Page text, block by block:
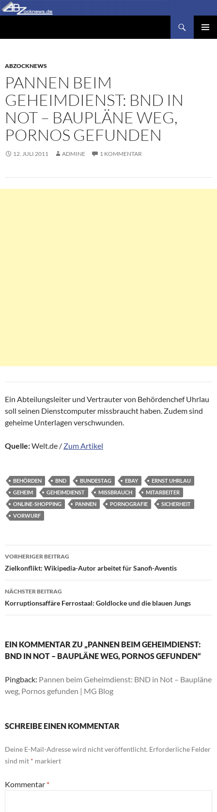
Zum
Inhalt
ABZOCKNEWS
PANNEN BEIM
GEHEIMDIENST: BND IN
NOT – BAUPLÄNE WEG,
PORNOS GEFUNDEN
12. JULI 2011 ADMINE 1 KOMMENTAR
Ein Abteilungsleiter und Vertrauter von Behördenchef Uhrlau
soll seinen Dienstcomputer missbraucht haben. Zudem sind
geheime Unterlagen verschwunden.
Quelle:Welt.de / Zum Artikel
BEHÖRDEN BND BUNDESTAG EBAY
ERNST UHRLAU
GEHEIM
GEHEIMDIENST MISSBRAUCH
MITARBEITER
ONLINE-SHOPPING
PANNEN PORNOGRAFIE
SICHERHEIT
VORWURF
Beitragsnavigation
VORHERIGER BEITRAG
Zielkonflikt: Wikipedia-Autor arbeitet für Sanofi-Aventis
NÄCHSTER BEITRAG
Korruptionsaffäre Ferrostaal: Goldlocke und die blauen Jungs
EIN KOMMENTAR ZU „PANNEN BEIM GEHEIMDIENST:
BND IN NOT – BAUPLÄNE WEG, PORNOS GEFUNDEN“
Pingback: Pannen beim Geheimdienst: BND in Not – Baupläne
weg, Pornos gefunden | MG Blog
SCHREIBE EINEN KOMMENTAR
Deine E-Mail-Adresse wird nicht veröffentlicht. Erforderliche Felder
sind mit * markiert
Kommentar *